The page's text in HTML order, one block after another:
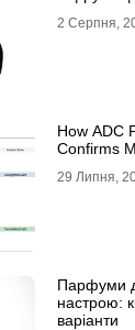
2 Серпня,
How ADC
Confirms
29 Липня,
Парфуми
настрою:
варіанти